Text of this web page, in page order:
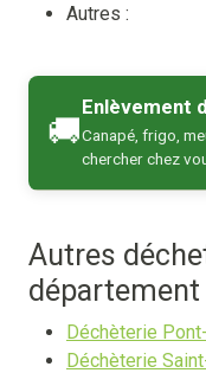
Autres :
🚚
Enlèvement
Canapé, frigo,
chercher chez
Autres
département
Déchèterie
Déchèterie